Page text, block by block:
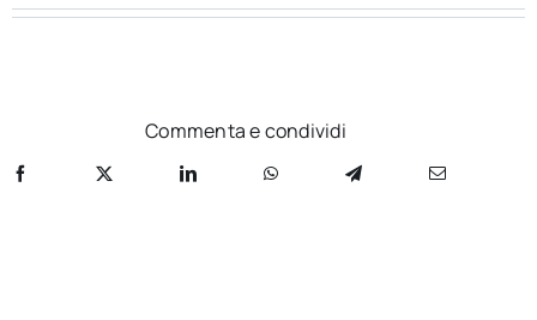
Commenta e condividi